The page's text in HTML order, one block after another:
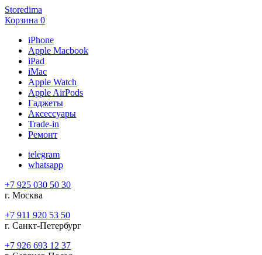
Storedima
Корзина 0
iPhone
Apple Macbook
iPad
iMac
Apple Watch
Apple AirPods
Гаджеты
Аксессуары
Trade-in
Ремонт
telegram
whatsapp
+7 925 030 50 30
г. Москва
+7 911 920 53 50
г. Санкт-Петербург
+7 926 693 12 37